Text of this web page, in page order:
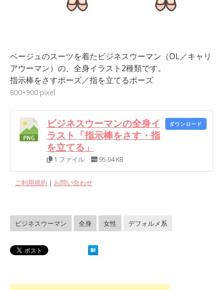
ベージュのスーツを着たビジネスウーマン（OL／キャリ
アウーマン）の、全身イラスト2種類です。
指示棒をさすポーズ／指を立てるポーズ
800×900 pixel
ビジネスウーマンの全身イ
ラスト「指示棒をさす・指
を立てる」
1 ファイル 95.04 KB
ダウンロード
ご利用規約 ｜ お問い合わせ
ビジネスウーマン 全身 女性 デフォルメ系